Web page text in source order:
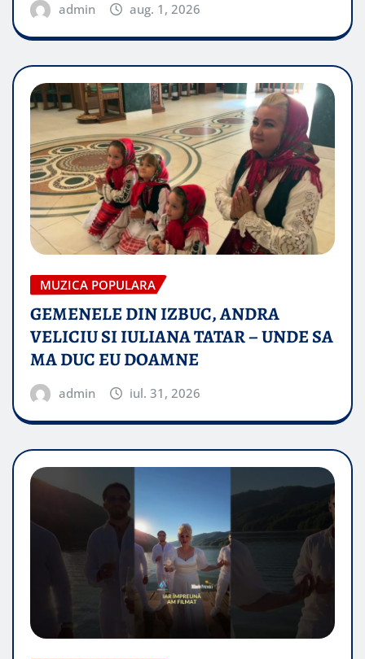
admin aug. 1, 2026
MUZICA POPULARA
GEMENELE DIN IZBUC, ANDRA
VELICIU SI IULIANA TATAR – UNDE SA
MA DUC EU DOAMNE
admin iul. 31, 2026